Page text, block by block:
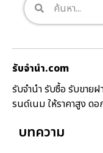
รับจํานํา.com
รับจำนำ รับซื้อ รับขาย
รนด์เนม ให้ราคาสูง ดอ
บทความ